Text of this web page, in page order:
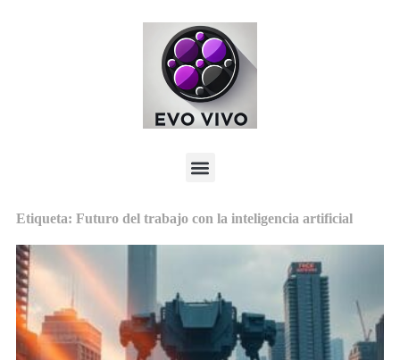
Etiqueta: Futuro del trabajo con la inteligencia artificial